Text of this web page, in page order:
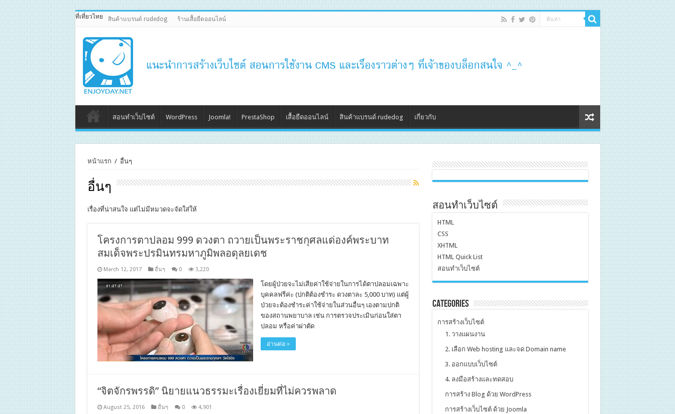
ที่เที่ยวไทย สินค้าแบรนด์ rudedog ร้านเสื้อยืดออนไลน์
สอนทำเว็บไซต์ WordPress Joomla! PrestaShop เสื้อยืดออนไลน์ สินค้าแบรนด์ rudedog เกี่ยวกับ
หน้าแรก / อื่นๆ
อื่นๆ
เรื่องที่น่าสนใจ แต่ไม่มีหมวดจะจัดใส่ให้
โครงการตาปลอม 999 ดวงตา ถวายเป็นพระราชกุศลแด่องค์พระบาท
สมเด็จพระปรมินทรมหาภูมิพลอดุลยเดช
March 12, 2017 อื่นๆ 0 3,220
โดยผู้ป่วยจะไม่เสียค่าใช้จ่ายในการได้ตาปลอมเฉพาะ
บุคคลฟรีค่ะ (ปกติต้องชำระ ดวงตาละ 5,000 บาท) แต่ผู้
ป่วยจะต้องชำระค่าใช้จ่ายในส่วนอื่นๆ เองตามปกติ
ของสถานพยาบาล เช่น การตรวจประเมินก่อนใส่ตา
ปลอม หรือค่าผ่าตัด
อ่านต่อ »
“จิตจักรพรรดิ” นิยายแนวธรรมะเรื่องเยี่ยมที่ไม่ควรพลาด
August 25, 2016 อื่นๆ 0 4,901
สอนทำเว็บไซต์
HTML
CSS
XHTML
HTML Quick List
สอนทำเว็บไซต์
Categories
การสร้างเว็บไซต์
1. วางแผนงาน
2. เลือก Web hosting และจด Domain name
3. ออกแบบเว็บไซต์
4. ลงมือสร้างและทดสอบ
การสร้าง Blog ด้วย WordPress
การสร้างเว็บไซต์ ด้วย Joomla